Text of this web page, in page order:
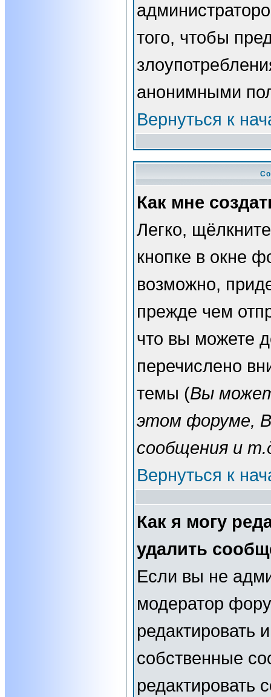
того, чтобы
анонимными
Вернуться к
Как мне
Легко,
кнопке в окне
возможно,
прежде чем
что вы можете
перечислено
темы (Вы
этом форуме,
сообщения и
Вернуться к
Как я могу
удалить
Если вы не
модератор
редактировать
собственные
редактировать